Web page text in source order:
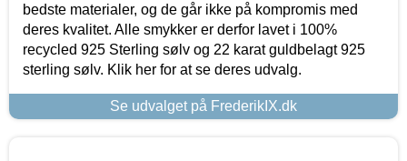
bedste materialer, og de går ikke på kompromis med
deres kvalitet. Alle smykker er derfor lavet i 100%
recycled 925 Sterling sølv og 22 karat guldbelagt 925
sterling sølv. Klik her for at se deres udvalg.
Se udvalget på FrederikIX.dk